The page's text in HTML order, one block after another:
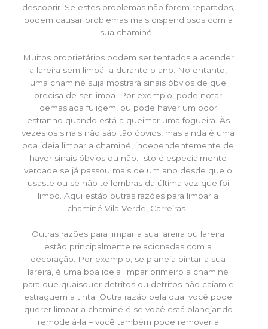
descobrir. Se estes problemas não forem reparados,
podem causar problemas mais dispendiosos com a
sua chaminé.
Muitos proprietários podem ser tentados a acender
a lareira sem limpá-la durante o ano. No entanto,
uma chaminé suja mostrará sinais óbvios de que
precisa de ser limpa. Por exemplo, pode notar
demasiada fuligem, ou pode haver um odor
estranho quando está a queimar uma fogueira. Às
vezes os sinais não são tão óbvios, mas ainda é uma
boa ideia limpar a chaminé, independentemente de
haver sinais óbvios ou não. Isto é especialmente
verdade se já passou mais de um ano desde que o
usaste ou se não te lembras da última vez que foi
limpo. Aqui estão outras razões para limpar a
chaminé Vila Verde, Carreiras.
Outras razões para limpar a sua lareira ou lareira
estão principalmente relacionadas com a
decoração. Por exemplo, se planeia pintar a sua
lareira, é uma boa ideia limpar primeiro a chaminé
para que quaisquer detritos ou detritos não caiam e
estraguem a tinta. Outra razão pela qual você pode
querer limpar a chaminé é se você está planejando
remodelá-la – você também pode remover a